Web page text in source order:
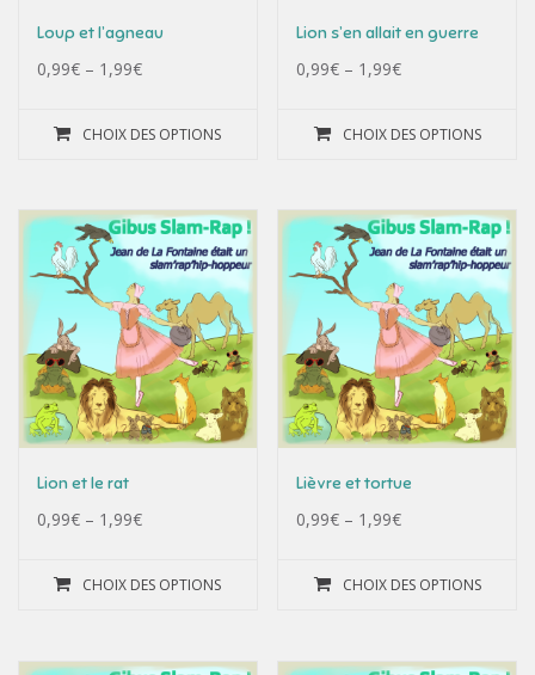
Loup et l’agneau
0,99€ – 1,99€
CHOIX DES OPTIONS
Lion s’en allait en guerre
0,99€ – 1,99€
CHOIX DES OPTIONS
Lion et le rat
0,99€ – 1,99€
CHOIX DES OPTIONS
Lièvre et tortue
0,99€ – 1,99€
CHOIX DES OPTIONS